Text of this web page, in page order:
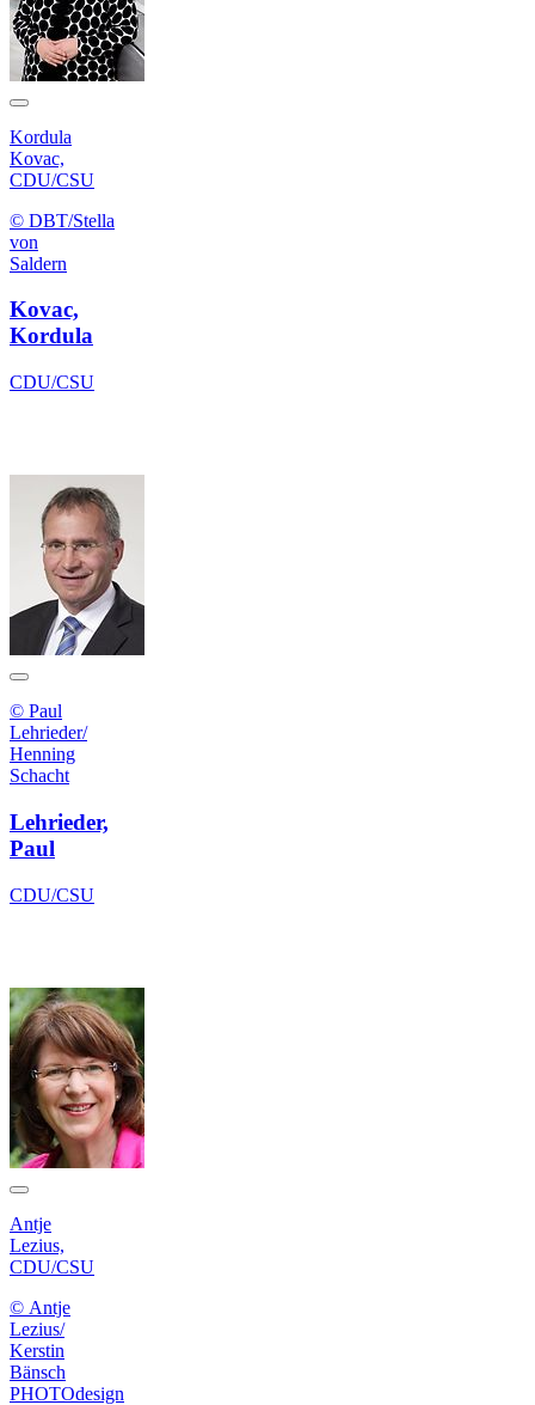
Kordula
Kovac,
CDU/CSU
© DBT/Stella
von
Saldern
Kovac,
Kordula
CDU/CSU
© Paul
Lehrieder/
Henning
Schacht
Lehrieder,
Paul
CDU/CSU
Antje
Lezius,
CDU/CSU
© Antje
Lezius/
Kerstin
Bänsch
PHOTOdesign